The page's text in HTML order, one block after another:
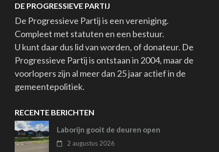
DE PROGRESSIEVE PARTIJ
De Progressieve Partij is een vereniging.
Compleet met statuten en een bestuur.
U kunt daar dus lid van worden, of donateur. De
Progressieve Partij is ontstaan in 2004, maar de
voorlopers zijn al meer dan 25 jaar actief in de
gemeentepolitiek.
RECENTE BERICHTEN
Laborijn gooit de deuren open
2 augustus 2026